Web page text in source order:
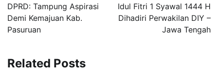
DPRD: Tampung Aspirasi
Demi Kemajuan Kab.
Pasuruan
Idul Fitri 1 Syawal 1444 H
Dihadiri Perwakilan DIY –
Jawa Tengah
Related Posts